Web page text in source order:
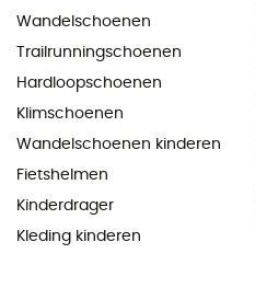
Wandelschoenen
Trailrunningschoenen
Hardloopschoenen
Klimschoenen
Wandelschoenen kinderen
Fietshelmen
Kinderdrager
Kleding kinderen